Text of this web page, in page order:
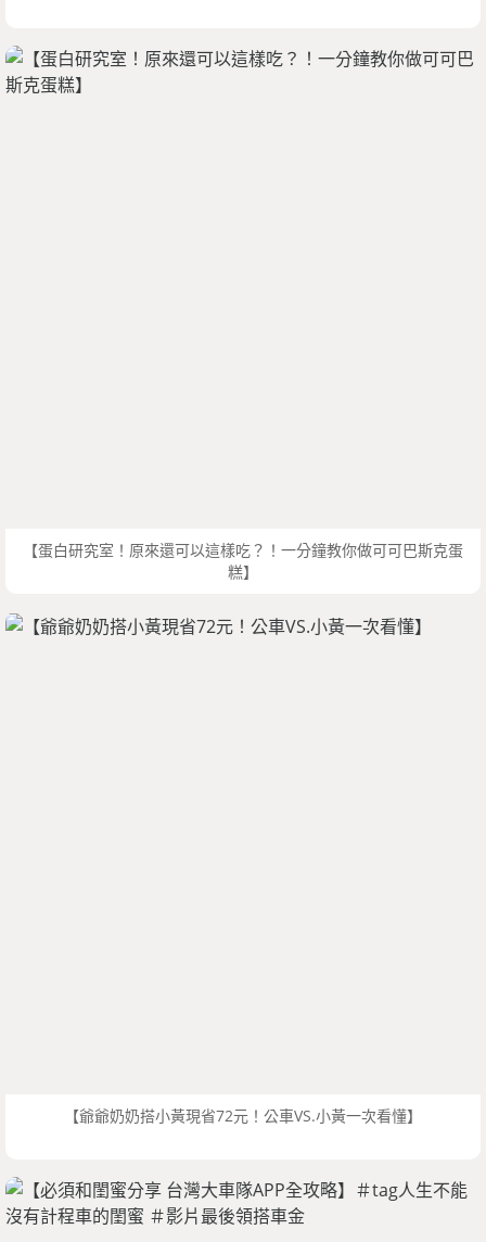
【蛋白研究室！原來還可以這樣吃？！一分鐘教你做可可巴斯克蛋
糕】
【爺爺奶奶搭小黃現省72元！公車VS.小黃一次看懂】